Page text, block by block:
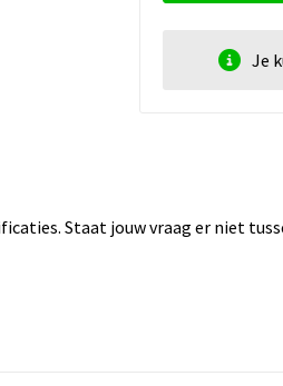
Je
Staat jouw vraag er niet